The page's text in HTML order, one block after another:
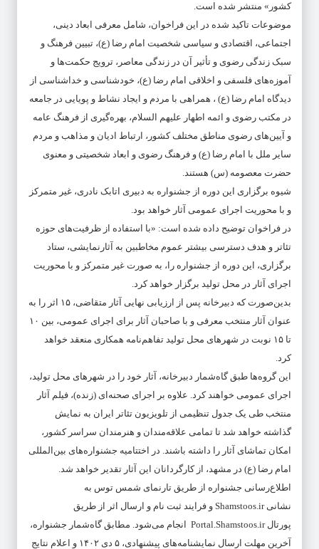
کشور» منتشر شده است.
موضوعات تاکید شده در این فراخوان، شامل معرفی ابعاد دینی،
اجتماعی، اقتصادی و سیاسی شخصیت امام رضا (ع)، تبیین فرهنگ و
سبک زندگی رضوی و تأثیر آن در زندگی معاصر، ترویج حکمت‌ها و
آموزه‌های فلسفی و اخلاقی امام رضا (ع)، خودشناسی و خداشناسی از
دیدگاه امام رضا (ع) ، همراهی با مردم و ایجاد نشاط و پویایی در جامعه
در مکتب رضوی و ائمه اطهار علیهم السلام، بهره‌گیری از فرهنگ عامه
و آیین‌های رضوی مناطق مختلف کشور، ارتباط ادیان و مذاهب و مردم
سایر ملل با امام رضا (ع) و فرهنگ رضوی و ابعاد شخصیتی و معنوی
حضرت معصومه (س) هستند.
شیوه برگزاری این دوره از جشنواره به دبیری اتابک نادری، غیر متمرکز
و با محوریت اجرای عمومی آثار خواهد بود.
در فراخوان توضیح داده شده است: «با استفاده از ظرفیت‌های حوزه
تئاتر و هدف دسترسی بیشتر عموم مخاطبین به آثارنمایشی، ستاد
برگزاری، این دوره از جشنواره را، به صورت غیر متمرکز و با محوریت
اجرای آثار در محل تولید برگزار خواهد کرد.
بدین‌صورت که دبیرخانه پس از ارزیابی نهایی آثار متقاضی، ۱۵ اثر را به
عنوان آثار منتخب معرفی و با صاحبان آثار برای اجرای عمومی، بین ۱۰
تا ۱۵ نوبت در شهرهای محل تولید تفاهم‌نامه همکاری منعقد خواهد
کرد.
این گروه‌ها طبق گاه‌شمار دبیرخانه، آثار خود را در شهرهای محل تولید،
اجرای عمومی خواهند کرد. علاوه بر اجرای صحنه‌ای (زنده)، فیلم آثار
منتخب طی یک جدول تنظیمی از تلویزیون تئاتر ایران به نمایش
گذاشته خواهد شد تا تمامی علاقه‌مندان و هنرمندان سراسر کشور،
امکان تماشای آثار را داشته باشند. در اختتامیه جشنواره‌های بین‌المللی
امام رضا (ع) در مشهد، از کارگردانان این آثار تقدیر خواهد شد.
اطلاع‌رسانی جشنواره از طریق تارنمای شمس توس به
نشانی Shamstoos.ir و فرایند ثبت نام و ارسال اثر از طریق
پورتال Portal.Shamstoos.ir انجام می‌شود. مطابق گاه‌شمار جشنواره،
آخرین مهلت ارسال نمایشنامه‌های پیشنهادی، ۵ دی ۱۴۰٢ و اعلام نتایج